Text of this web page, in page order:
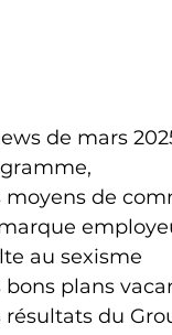
de mars
moyens de
au sexisme
bons plans
résultats du